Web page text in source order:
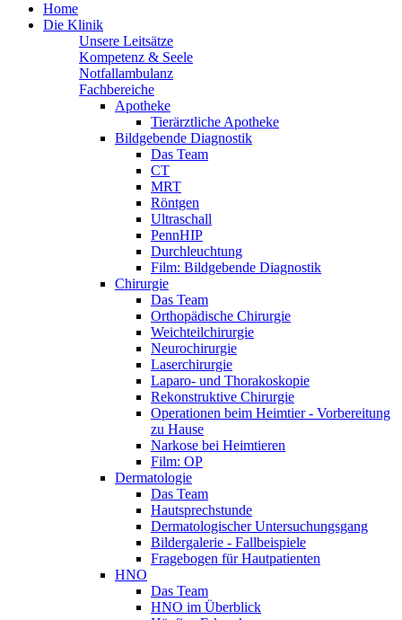
Home
Die Klinik
Unsere Leitsätze
Kompetenz & Seele
Notfallambulanz
Fachbereiche
Apotheke
Tierärztliche Apotheke
Bildgebende Diagnostik
Das Team
CT
MRT
Röntgen
Ultraschall
PennHIP
Durchleuchtung
Film: Bildgebende Diagnostik
Chirurgie
Das Team
Orthopädische Chirurgie
Weichteilchirurgie
Neurochirurgie
Laserchirurgie
Laparo- und Thorakoskopie
Rekonstruktive Chirurgie
Operationen beim Heimtier - Vorbereitung
zu Hause
Narkose bei Heimtieren
Film: OP
Dermatologie
Das Team
Hautsprechstunde
Dermatologischer Untersuchungsgang
Bildergalerie - Fallbeispiele
Fragebogen für Hautpatienten
HNO
Das Team
HNO im Überblick